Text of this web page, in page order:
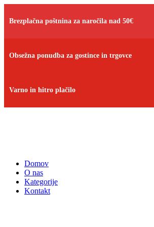
Brezplačna poštnina za naročila nad 50€
Obsežna ponudba za gostince in trgovce
Varno in hitro plačilo
Domov
O nas
Kategorije
Kontakt